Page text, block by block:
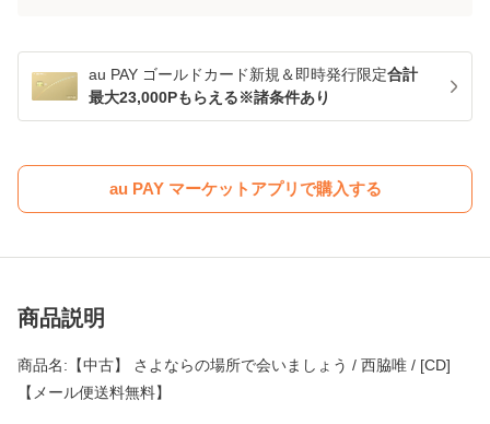
au PAY ゴールドカード新規＆即時発行限定合計
最大23,000Pもらえる※諸条件あり
au PAY マーケットアプリで購入する
商品説明
商品名:【中古】 さよならの場所で会いましょう / 西脇唯 / [CD]
【メール便送料無料】